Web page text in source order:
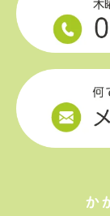
か